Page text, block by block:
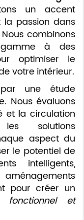
un accent
passion dans
combinons
à des
optimiser le
votre intérieur.
une étude
Nous évaluons
et la circulation
solutions
aspect du
le potentiel de
intelligents,
pour créer un
fonctionnel et